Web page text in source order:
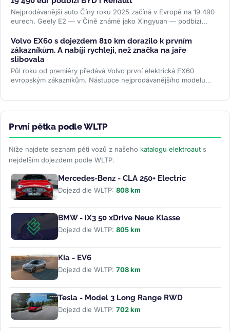
Nejprodávanější auto Číny roku 2025 začíná v Evropě na 19 490
eurech. Geely E2 — v Číně známé jako Xingyuan — podbízí
BYD...>>
Volvo EX60 s dojezdem 810 km dorazilo k prvním
zákazníkům. A nabíjí rychleji, než značka na jaře
slibovala
Půl roku od premiéry předává Volvo první elektrická EX60
evropským zákazníkům. Nástupce nejprodávanějšího modelu
První pětka podle WLTP
Níže najdete seznam pěti vozů z našeho katalogu elektroaut s
nejdelším dojezdem podle WLTP.
Mercedes-Benz - CLA 250+ Electric
Dojezd dle WLTP: 808 km
BMW - iX3 50 xDrive Neue Klasse
Dojezd dle WLTP: 805 km
Kia - EV6
Dojezd dle WLTP: 708 km
Tesla - Model 3 Long Range RWD
Dojezd dle WLTP: 702 km